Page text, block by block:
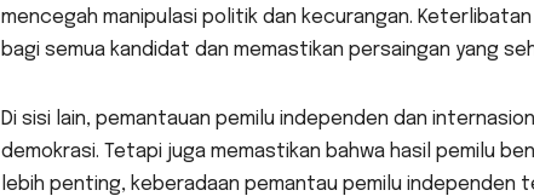
mencegah manipulasi politik dan kecurangan.
bagi semua kandidat dan memastikan persaingan yang
Di sisi lain, pemantauan pemilu independen dan
demokrasi. Tetapi juga memastikan bahwa hasil pemilu
lebih penting, keberadaan pemantau pemilu